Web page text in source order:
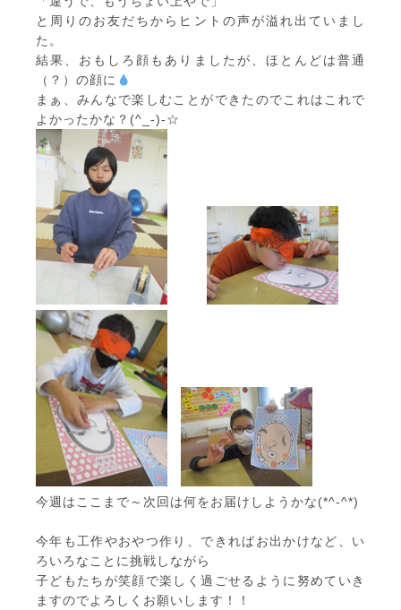
と周りのお友だちからヒントの声が溢れ出ていまし
た。
結果、おもしろ顔もありましたが、ほとんどは普通
（？）の顔に
まぁ、みんなで楽しむことができたのでこれはこれで
よかったかな？(^_-)-☆
今週はここまで～次回は何をお届けしようかな(*^-^*)
今年も工作やおやつ作り、できればお出かけなど、い
ろいろなことに挑戦しながら
子どもたちが笑顔で楽しく過ごせるように努めていき
ますのでよろしくお願いします！！